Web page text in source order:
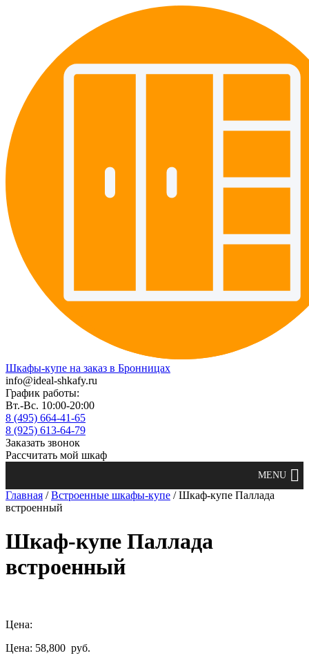
Шкафы-купе на заказ в Бронницах
info@ideal-shkafy.ru
График работы:
Вт.-Вс. 10:00-20:00
8 (495) 664-41-65
8 (925) 613-64-79
Заказать звонок
Рассчитать мой шкаф
Главная /Встроенные шкафы-купе / Шкаф-купе Паллада
встроенный
Шкаф-купе Паллада
встроенный
Цена:
Цена: 58,800 руб.